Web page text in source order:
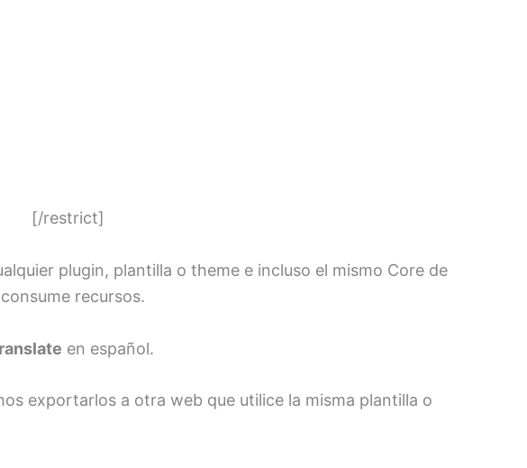
[/restrict]
plugin, plantilla o theme e incluso el mismo Core de
recursos.
en español.
exportarlos a otra web que utilice la misma plantilla o